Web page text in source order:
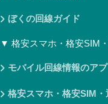
ぼくの回線ガイド
▼ 格安スマホ・格安SIM
モバイル回線情報のア
格安スマホ・格安SIM